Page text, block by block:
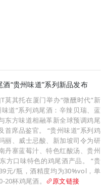
“贵州味道”系列新品发布
莫其托在厦门举办“微醺时代”新
道”系列鸡尾酒：辛辣贝瑞、蓝
东方味道相融革新全球预调鸡尾
席品鉴官。 “贵州味道”系列鸡
、威士忌酸、新加坡司令为研
丹寨蓝莓汁、特色红酸汤、贵州
方口味特色的鸡尾酒产品。 “贵
元/瓶，酒精度均为30%vol，单
杯鸡尾酒。
原文链接